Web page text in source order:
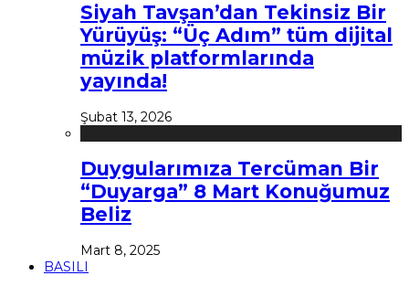
Siyah Tavşan’dan Tekinsiz Bir
Yürüyüş: “Üç Adım” tüm dijital
müzik platformlarında
yayında!
Şubat 13, 2026
Duygularımıza Tercüman Bir
“Duyarga” 8 Mart Konuğumuz
Beliz
Mart 8, 2025
BASILI